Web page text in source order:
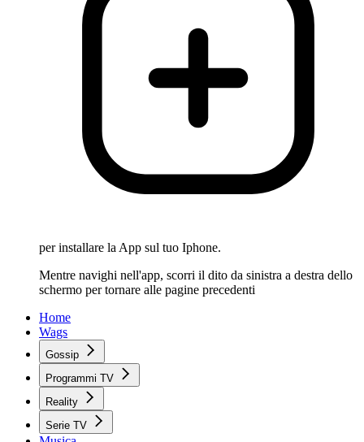
per installare la App sul tuo Iphone.
Mentre navighi nell'app, scorri il dito da sinistra a destra dello
schermo per tornare alle pagine precedenti
Home
Wags
Gossip
Programmi TV
Reality
Serie TV